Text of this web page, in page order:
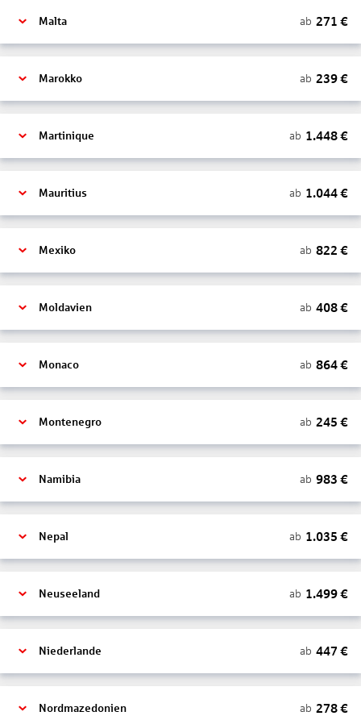
Malta ab 271 €
Marokko ab 239€
Martinique ab 1.448€
Mauritius ab 1.044€
Mexiko ab 822 €
Moldavien ab 408€
Monaco ab 864€
Montenegro ab 245 €
Namibia ab 983 €
Nepal ab 1.035 €
Neuseeland ab 1.499€
Niederlande ab 447 €
Nordmazedonien ab 278€